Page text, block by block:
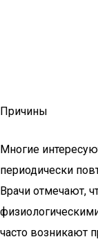
Причины
Многие
периодически
Врачи отмечают,
часто возникают